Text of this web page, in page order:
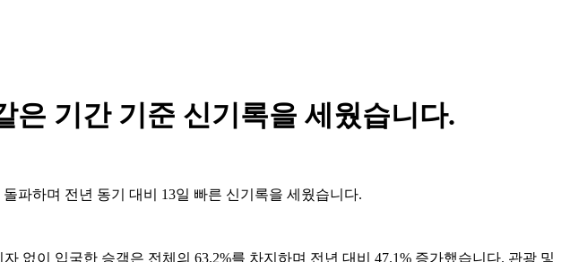
은 기간 기준 신기록을 세웠습니다.
파하며 전년 동기 대비 13일 빠른 신기록을 세웠습니다.
없이 입국한 승객은 전체의 63.2%를 차지하며 전년 대비 47.1% 증가했습니다. 관광 및